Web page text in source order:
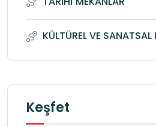
KÜLTÜREL VE SANATSAL
Keşfet